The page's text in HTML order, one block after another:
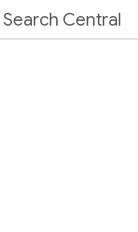
Search Central
Central Blog